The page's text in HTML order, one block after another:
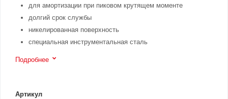
для амортизации при пиковом крутящем моменте
долгий срок службы
никелированная поверхность
специальная инструментальная сталь
Подробнее
Артикул